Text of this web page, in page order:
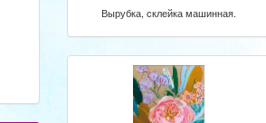
Вырубка, склейка машинная.